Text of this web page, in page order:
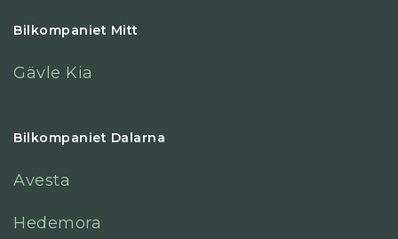
Bilkompaniet Mitt
Gävle Kia
Bilkompaniet Dalarna
Avesta
Hedemora